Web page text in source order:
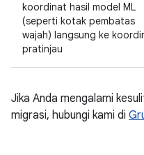
koordinat hasil model ML
(seperti kotak pembatas
wajah) langsung ke
pratinjau
Jika Anda mengalami
migrasi, hubungi kami di